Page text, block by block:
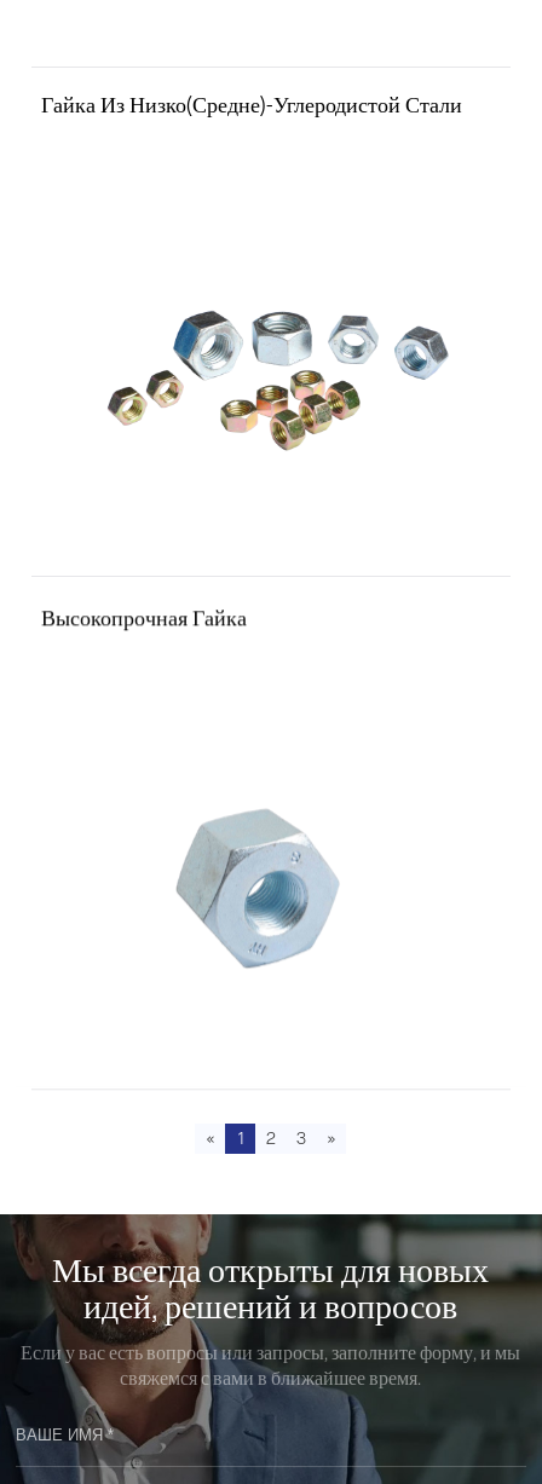
Гайка Из Низко(средне)-Углеродистой Стали
Высокопрочная Гайка
« 1 2 3 »
Мы всегда открыты для новых
идей, решений и вопросов
Если у вас есть вопросы или запросы, заполните форму, и мы
свяжемся с вами в ближайшее время.